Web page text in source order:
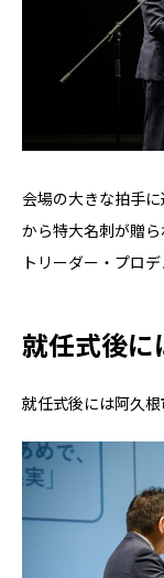
会場の大きな拍手
から特大名刺が贈
トリーダー・プロ
就任式後に
就任式後には阿久根